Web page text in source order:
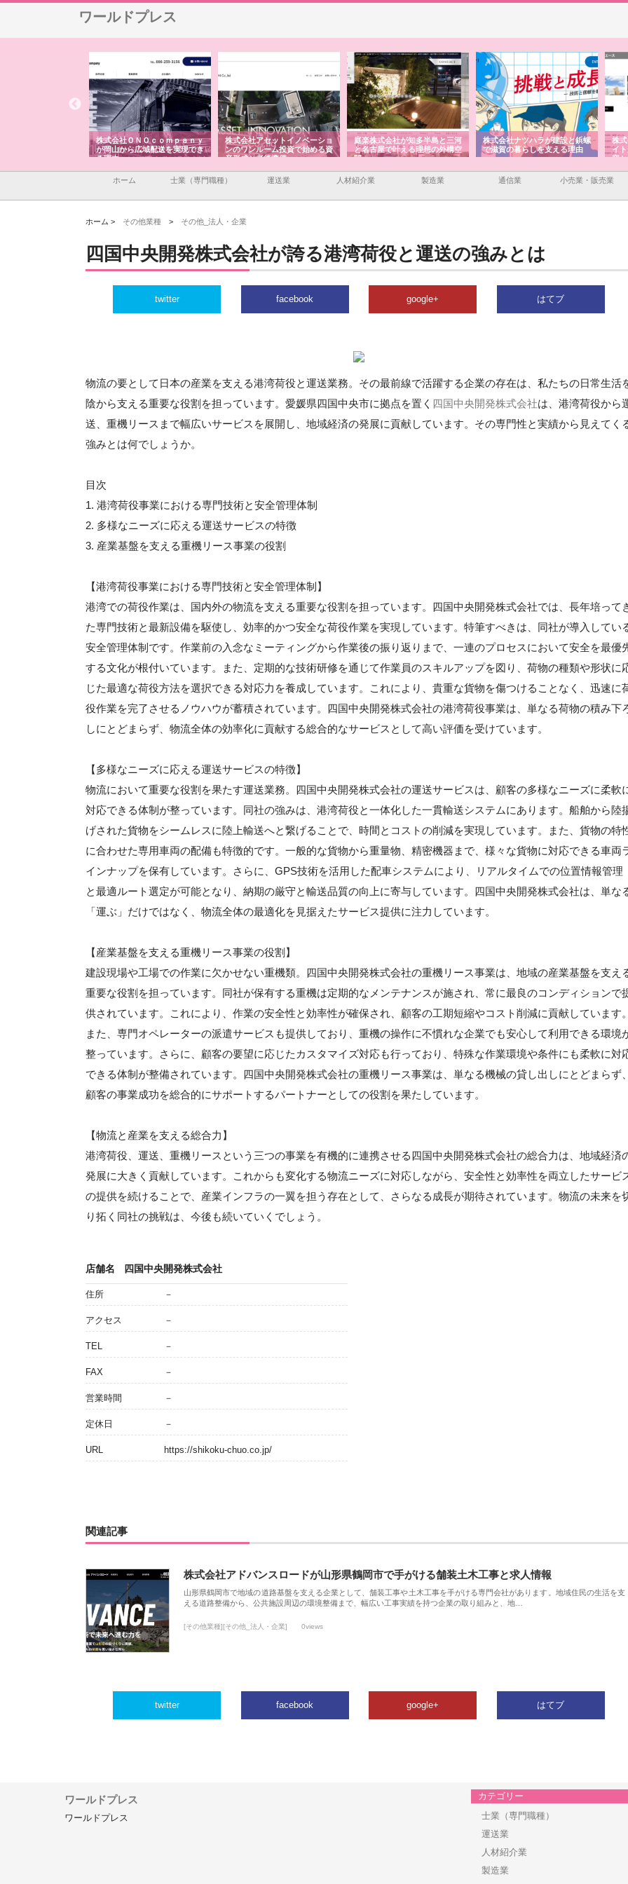
ワールドプレス
株式会社ＯＮＯｃｏｍｐａｎｙ
が岡山から広域配送を実現でき
る理由
株式会社アセットイノベーショ
ンのワンルーム投資で始める資
産形成と老後準備
庭楽株式会社が知多半島と三河
と名古屋で叶える理想の外構空
間
株式会社ナツハラが建設と鋲螺
で滋賀の暮らしを支える理由
株
イ
容
ホーム 士業（専門職種） 運送業 人材紹介業 製造業 通信業 小売業・販売業
ホーム > その他業種 > その他_法人・企業
四国中央開発株式会社が誇る港湾荷役と運送の強みとは
twitter facebook google+ はてブ
物流の要として日本の産業を支える港湾荷役と運送業務。その最前線で活躍する企業の存在は、私たちの日常生活
陰から支える重要な役割を担っています。愛媛県四国中央市に拠点を置く 四国中央開発株式会社は、港湾荷役から
送、重機リースまで幅広いサービスを展開し、地域経済の発展に貢献しています。その専門性と実績から見えてく
強みとは何でしょうか。
目次
1. 港湾荷役事業における専門技術と安全管理体制
2. 多様なニーズに応える運送サービスの特徴
3. 産業基盤を支える重機リース事業の役割
【港湾荷役事業における専門技術と安全管理体制】
港湾での荷役作業は、国内外の物流を支える重要な役割を担っています。四国中央開発株式会社では、長年培って
た専門技術と最新設備を駆使し、効率的かつ安全な荷役作業を実現しています。特筆すべきは、同社が導入してい
安全管理体制です。作業前の入念なミーティングから作業後の振り返りまで、一連のプロセスにおいて安全を最優
する文化が根付いています。また、定期的な技術研修を通じて作業員のスキルアップを図り、荷物の種類や形状に
じた最適な荷役方法を選択できる対応力を養成しています。これにより、貴重な貨物を傷つけることなく、迅速に
役作業を完了させるノウハウが蓄積されています。四国中央開発株式会社の港湾荷役事業は、単なる荷物の積み下
しにとどまらず、物流全体の効率化に貢献する総合的なサービスとして高い評価を受けています。
【多様なニーズに応える運送サービスの特徴】
物流において重要な役割を果たす運送業務。四国中央開発株式会社の運送サービスは、顧客の多様なニーズに柔軟
対応できる体制が整っています。同社の強みは、港湾荷役と一体化した一貫輸送システムにあります。船舶から陸
げされた貨物をシームレスに陸上輸送へと繋げることで、時間とコストの削減を実現しています。また、貨物の特
に合わせた専用車両の配備も特徴的です。一般的な貨物から重量物、精密機器まで、様々な貨物に対応できる車両
インナップを保有しています。さらに、GPS技術を活用した配車システムにより、リアルタイムでの位置情報管理
と最適ルート選定が可能となり、納期の厳守と輸送品質の向上に寄与しています。四国中央開発株式会社は、単な
「運ぶ」だけではなく、物流全体の最適化を見据えたサービス提供に注力しています。
【産業基盤を支える重機リース事業の役割】
建設現場や工場での作業に欠かせない重機類。四国中央開発株式会社の重機リース事業は、地域の産業基盤を支え
重要な役割を担っています。同社が保有する重機は定期的なメンテナンスが施され、常に最良のコンディションで
供されています。これにより、作業の安全性と効率性が確保され、顧客の工期短縮やコスト削減に貢献しています。
また、専門オペレーターの派遣サービスも提供しており、重機の操作に不慣れな企業でも安心して利用できる環境
整っています。さらに、顧客の要望に応じたカスタマイズ対応も行っており、特殊な作業環境や条件にも柔軟に対
できる体制が整備されています。四国中央開発株式会社の重機リース事業は、単なる機械の貸し出しにとどまらず、
顧客の事業成功を総合的にサポートするパートナーとしての役割を果たしています。
【物流と産業を支える総合力】
港湾荷役、運送、重機リースという三つの事業を有機的に連携させる四国中央開発株式会社の総合力は、地域経済
発展に大きく貢献しています。これからも変化する物流ニーズに対応しながら、安全性と効率性を両立したサービ
の提供を続けることで、産業インフラの一翼を担う存在として、さらなる成長が期待されています。物流の未来を
り拓く同社の挑戦は、今後も続いていくでしょう。
店舗名 四国中央開発株式会社
住所 －
アクセス －
TEL －
FAX －
営業時間 －
定休日 －
URL https://shikoku-chuo.co.jp/
関連記事
株式会社アドバンスロードが山形県鶴岡市で手がける舗装土木工事と求人情報
山形県鶴岡市で地域の道路基盤を支える企業として、舗装工事や土木工事を手がける専門会社があります。地域住民の生活を支
える道路整備から、公共施設周辺の環境整備まで、幅広い工事実績を持つ企業の取り組みと、地…
[その他業種][その他_法人・企業] 0views
twitter facebook google+ はてブ
ワールドプレス
ワールドプレス
カテゴリー
士業（専門職種）
運送業
人材紹介業
製造業